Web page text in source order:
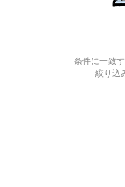
条件に一致
絞り込